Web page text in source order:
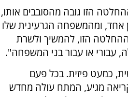
הזו גובה מהסובבים אותו,
אחד, ומהמשפחה הגרעינית שלו
הזו, להמשיך ולשרת
עבורי או עבור בני המשפחה".
כמעט פיזית. בכל פעם
מגיע, המתח עולה מחדש